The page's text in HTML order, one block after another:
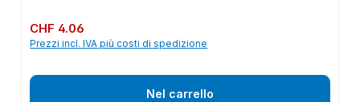
Prezzo normale:
CHF 4.06
Prezzi incl. IVA più costi di spedizione
Nel carrello